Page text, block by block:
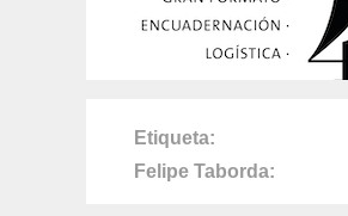
Etiqueta
Felipe Taborda